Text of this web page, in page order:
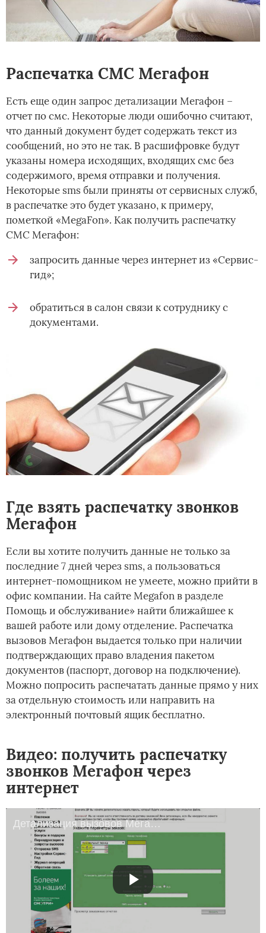
Распечатка СМС Мегафон
Есть еще один запрос детализации Мегафон –
отчет по смс. Некоторые люди ошибочно считают,
что данный документ будет содержать текст из
сообщений, но это не так. В расшифровке будут
указаны номера исходящих, входящих смс без
содержимого, время отправки и получения.
Некоторые sms были приняты от сервисных служб,
в распечатке это будет указано, к примеру,
пометкой «MegaFon». Как получить распечатку
СМС Мегафон:
запросить данные через интернет из «Сервис-
гид»;
обратиться в салон связи к сотруднику с
документами.
Где взять распечатку звонков
Мегафон
Если вы хотите получить данные не только за
последние 7 дней через sms, а пользоваться
интернет-помощником не умеете, можно прийти в
офис компании. На сайте Megafon в разделе
Помощь и обслуживание» найти ближайшее к
вашей работе или дому отделение. Распечатка
вызовов Мегафон выдается только при наличии
подтверждающих право владения пакетом
документов (паспорт, договор на подключение).
Можно попросить распечатать данные прямо у них
за отдельную стоимость или направить на
электронный почтовый ящик бесплатно.
Видео: получить распечатку
звонков Мегафон через
интернет
Детализация вызовов Мегафон